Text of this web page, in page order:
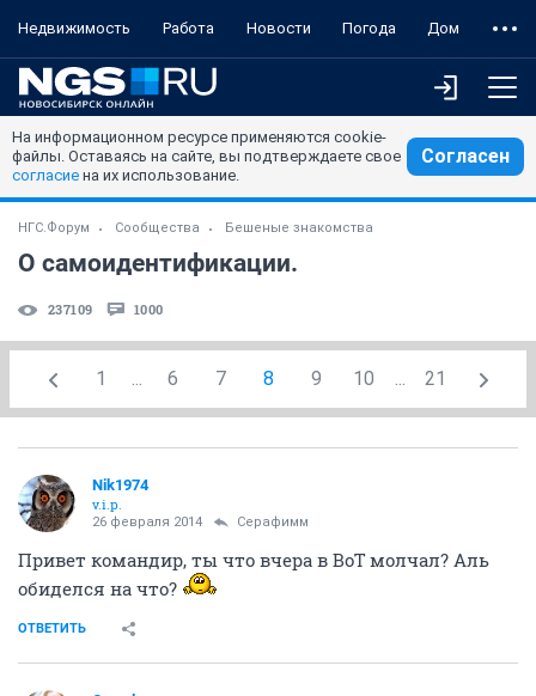
Недвижимость Работа Новости Погода Дом
На информационном ресурсе применяются cookie-
файлы. Оставаясь на сайте, вы подтверждаете свое
согласие на их использование.
Согласен
НГС.Форум Сообщества Бешеные знакомства
О самоидентификации.
237109 1000
1 ... 6 7 8 9 10 ... 21
Nik1974
v.i.p.
26 февраля 2014 Серафимм
Привет командир, ты что вчера в ВоТ молчал? Аль
обиделся на что?
ОТВЕТИТЬ